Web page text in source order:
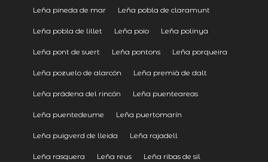
Leña pineda de mar Leña pobla de claramunt
Leña pobla de lillet Leña poio Leña polinya
Leña pont de suert Leña pontons Leña porqueira
Leña pozuelo de alarcón Leña premià de dalt
Leña prádena del rincón Leña puenteareas
Leña puentedeume Leña puertomarín
Leña puigverd de lleida Leña rajadell
Leña rasquera Leña reus Leña ribas de sil